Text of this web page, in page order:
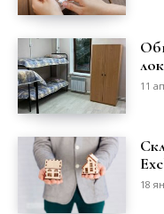
11
18